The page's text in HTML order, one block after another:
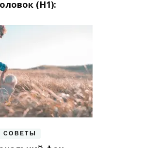
(H1):
СОВЕТЫ